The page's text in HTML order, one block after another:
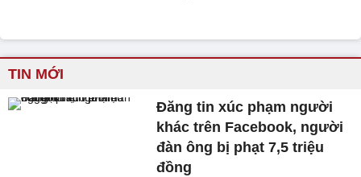
TIN MỚI
Đăng tin xúc phạm người
khác trên Facebook, người
đàn ông bị phạt 7,5 triệu
đồng